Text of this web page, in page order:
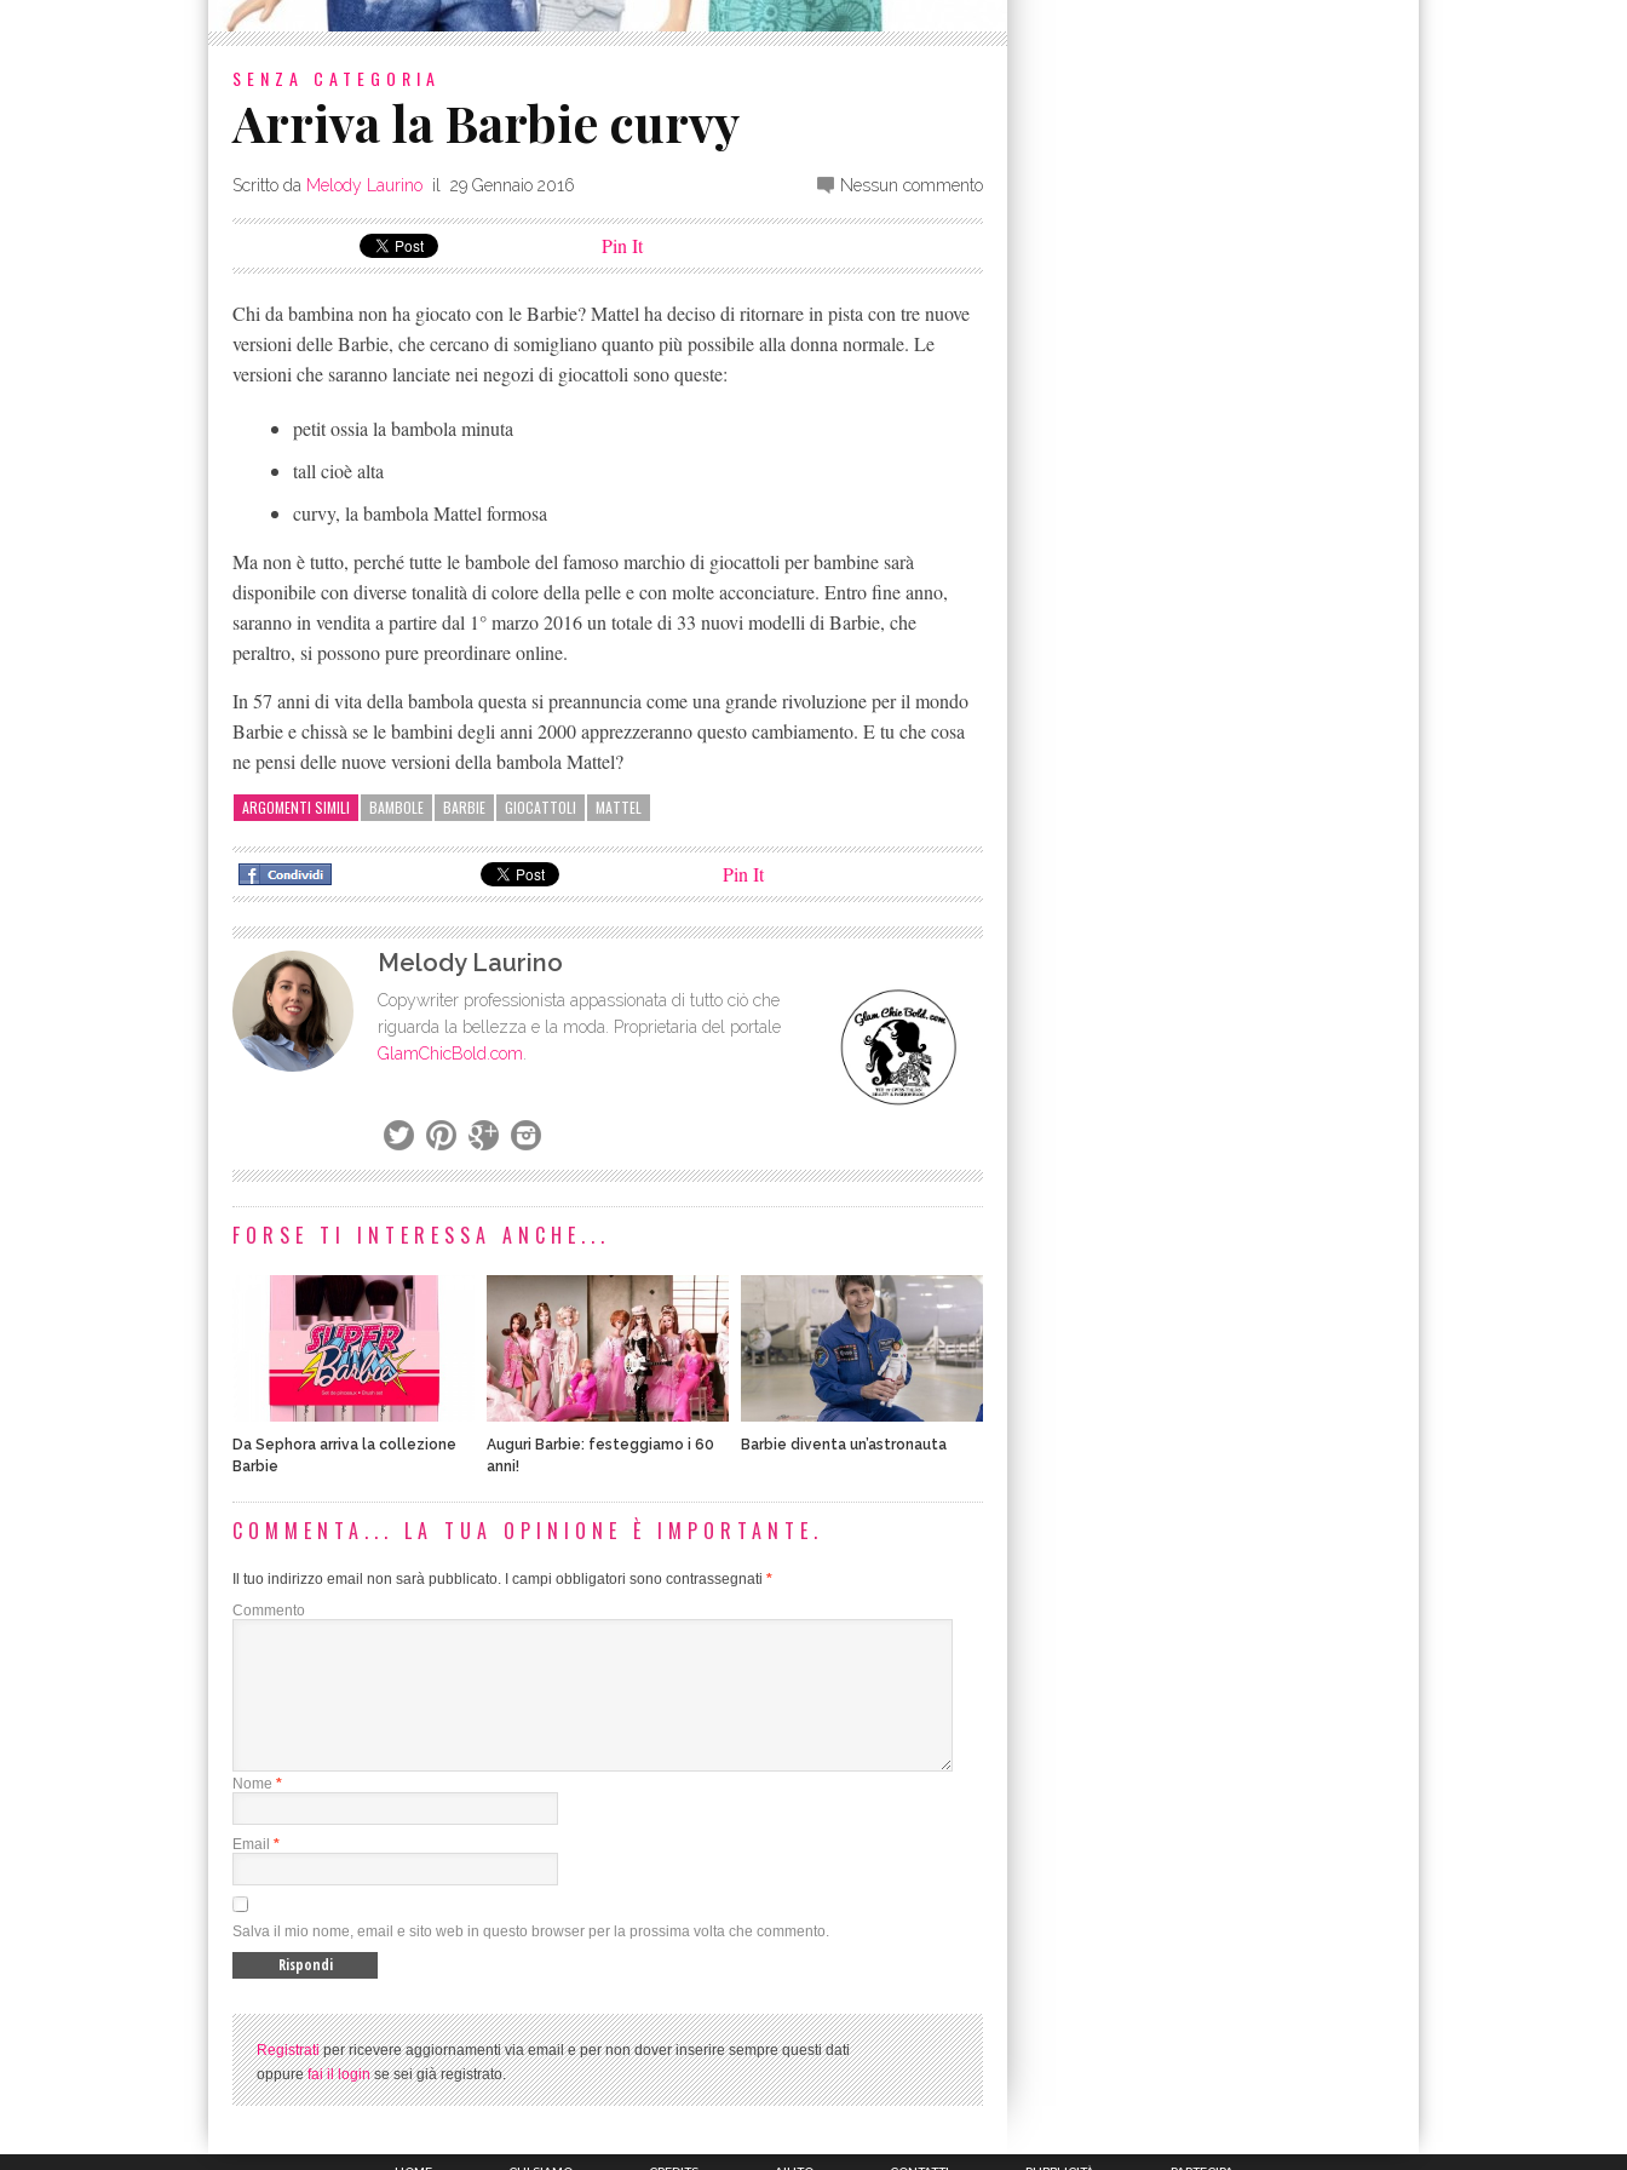
SENZA CATEGORIA
Arriva la Barbie curvy
Scritto da Melody Laurino il 29 Gennaio 2016 Nessun commento
Pin It
Chi da bambina non ha giocato con le Barbie? Mattel ha deciso di ritornare in pista con tre nuove
versioni delle Barbie, che cercano di somigliano quanto più possibile alla donna normale. Le
versioni che saranno lanciate nei negozi di giocattoli sono queste:
petit ossia la bambola minuta
tall cioè alta
curvy, la bambola Mattel formosa
Ma non è tutto, perché tutte le bambole del famoso marchio di giocattoli per bambine sarà
disponibile con diverse tonalità di colore della pelle e con molte acconciature. Entro fine anno,
saranno in vendita a partire dal 1° marzo 2016 un totale di 33 nuovi modelli di Barbie, che
peraltro, si possono pure preordinare online.
In 57 anni di vita della bambola questa si preannuncia come una grande rivoluzione per il mondo
Barbie e chissà se le bambini degli anni 2000 apprezzeranno questo cambiamento. E tu che cosa
ne pensi delle nuove versioni della bambola Mattel?
ARGOMENTI SIMILI BAMBOLE BARBIE GIOCATTOLI MATTEL
Pin It
Melody Laurino
Copywriter professionista appassionata di tutto ciò che
riguarda la bellezza e la moda. Proprietaria del portale
GlamChicBold.com
FORSE TI INTERESSA ANCHE...
Da Sephora arriva la collezione
Barbie
Auguri Barbie: festeggiamo i 60
anni!
Barbie diventa un’astronauta
COMMENTA... LA TUA OPINIONE È IMPORTANTE.
Il tuo indirizzo email non sarà pubblicato. I campi obbligatori sono contrassegnati *
Commento
Nome *
Email *
Salva il mio nome, email e sito web in questo browser per la prossima volta che commento.
Registratiper ricevere aggiornamenti via email e per non dover inserire sempre questi dati
oppurefai il loginse sei già registrato.